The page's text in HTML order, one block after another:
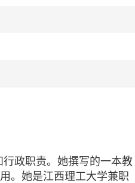
政职责。她撰写的一本教
。她是江西理工大学兼职